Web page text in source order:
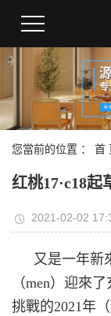
您當前的位置 ： 首
红桃17·c18
2021-02-02
又是一年新
（men）迎來
挑戰的2021年